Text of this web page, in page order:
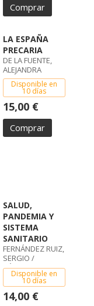
Comprar
LA ESPAÑA
PRECARIA
DE LA FUENTE,
ALEJANDRA
Disponible en
10 días
15,00 €
Comprar
SALUD,
PANDEMIA Y
SISTEMA
SANITARIO
FERNÁNDEZ RUIZ,
SERGIO /
SÁNCHEZ
FERNÁNDEZ,
CARLOS /
Disponible en
10 días
14,00 €